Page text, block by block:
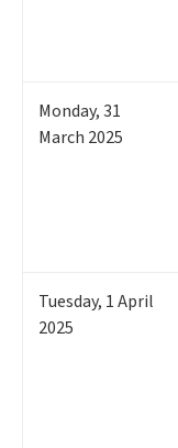
Monday,31
March 2025
Tuesday, 1April
2025